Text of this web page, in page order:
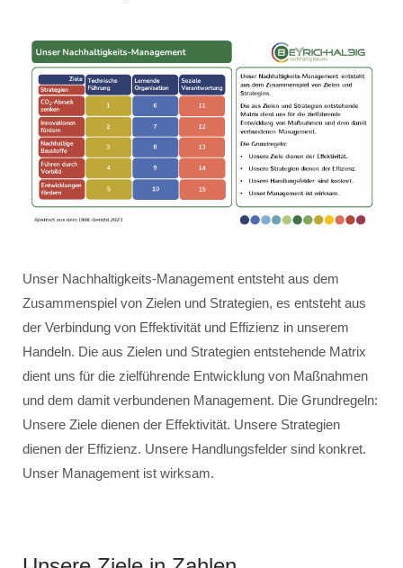
Unser Nachhaltigkeits-Management entsteht aus dem
Zusammenspiel von Zielen und Strategien, es entsteht aus
der Verbindung von Effektivität und Effizienz in unserem
Handeln. Die aus Zielen und Strategien entstehende Matrix
dient uns für die zielführende Entwicklung von Maßnahmen
und dem damit verbundenen Management. Die Grundregeln:
Unsere Ziele dienen der Effektivität. Unsere Strategien
dienen der Effizienz. Unsere Handlungsfelder sind konkret.
Unser Management ist wirksam.